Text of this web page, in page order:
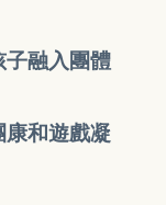
子融入團體
康和遊戲凝